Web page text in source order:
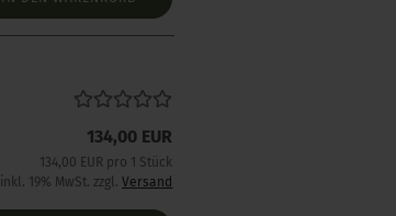
134,00 EUR
134,00 EUR pro 1 Stück
inkl. 19% MwSt. zzgl.Versand